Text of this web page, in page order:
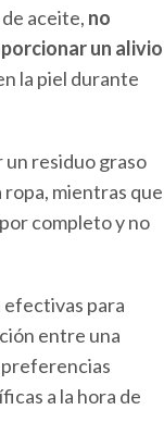
de aceite, no
un alivio
la piel durante
un residuo graso
ropa, mientras que
completo y no
efectivas para
entre una
preferencias
a la hora de